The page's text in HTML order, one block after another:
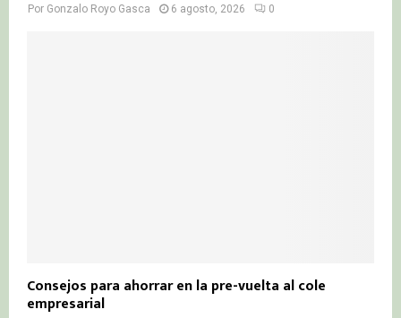
Por Gonzalo Royo Gasca 6 agosto, 2026 0
Consejos para ahorrar en la pre-vuelta al cole
empresarial